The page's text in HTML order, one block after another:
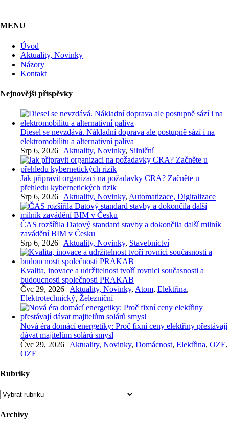
MENU
Úvod
Aktuality, Novinky
Názory
Kontakt
Nejnovější příspěvky
Diesel se nevzdává. Nákladní doprava ale postupně sází i na
elektromobilitu a alternativní paliva
Srp 6, 2026 | Aktuality, Novinky, Silniční
Jak připravit organizaci na požadavky CRA? Začněte u
přehledu kybernetických rizik
Srp 6, 2026 | Aktuality, Novinky, Automatizace, Digitalizace
ČAS rozšířila Datový standard stavby a dokončila další milník
zavádění BIM v Česku
Srp 6, 2026 | Aktuality, Novinky, Stavebnictví
Kvalita, inovace a udržitelnost tvoří rovnici současnosti a
budoucnosti společnosti PRAKAB
Čvc 29, 2026 | Aktuality, Novinky, Atom, Elektřina,
Elektrotechnický, Železniční
Nová éra domácí energetiky: Proč fixní ceny elektřiny přestávají
dávat majitelům solárů smysl
Čvc 29, 2026 | Aktuality, Novinky, Domácnost, Elektřina, OZE,
OZE
Rubriky
Rubriky
Archivy